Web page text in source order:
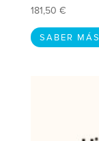
181,50 €
SABER MÁS